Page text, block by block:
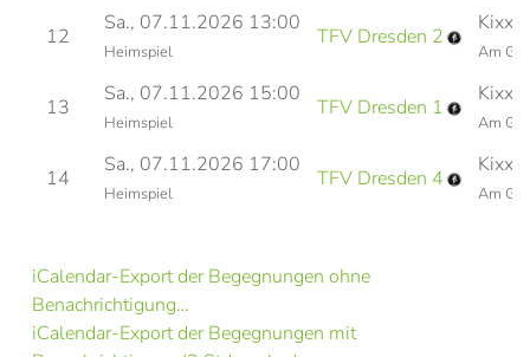
12
Sa., 07.11.2026 13:00
Heimspiel
TFV Dresden 2
Am
13
Sa., 07.11.2026 15:00
Heimspiel
TFV Dresden 1
Am
14
Sa., 07.11.2026 17:00
Heimspiel
TFV Dresden 4
Am
iCalendar-Export der Begegnungen ohne
Benachrichtigung…
iCalendar-Export der Begegnungen mit